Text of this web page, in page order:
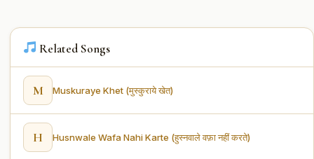
Related Songs
M Muskuraye Khet (मुस्कुराये खेत)
H Husnwale Wafa Nahi Karte (हुस्नवाले वफ़ा नहीं करते)